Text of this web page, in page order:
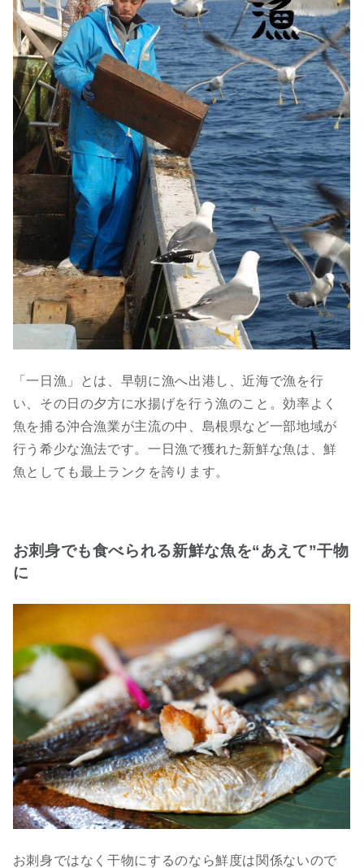
「一日漁」とは、早朝に漁へ出港し、近海で漁を行
い、その日の夕方に水揚げを行う漁のこと。効率よく
魚を捕る沖合漁業が主流の中、島根県など一部地域が
行う希少な漁法です。一日漁で獲れた新鮮な魚は、鮮
魚としても最上ランクを誇ります。
お刺身でも食べられる新鮮な魚を“あえて”干物
に
お刺身ではなく干物にするのなら鮮度は関係ないので